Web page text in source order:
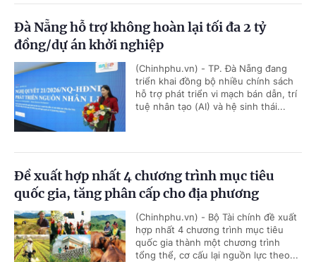
Đà Nẵng hỗ trợ không hoàn lại tối đa 2 tỷ
đồng/dự án khởi nghiệp
(Chinhphu.vn) - TP. Đà Nẵng đang
triển khai đồng bộ nhiều chính sách
hỗ trợ phát triển vi mạch bán dẫn, trí
tuệ nhân tạo (AI) và hệ sinh thái...
Đề xuất hợp nhất 4 chương trình mục tiêu
quốc gia, tăng phân cấp cho địa phương
(Chinhphu.vn) - Bộ Tài chính đề xuất
hợp nhất 4 chương trình mục tiêu
quốc gia thành một chương trình
tổng thể, cơ cấu lại nguồn lực theo...